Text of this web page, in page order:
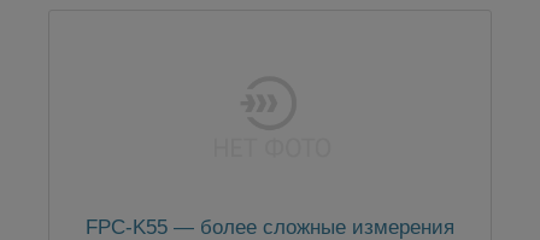
FPC-K55 — более сложные измерения